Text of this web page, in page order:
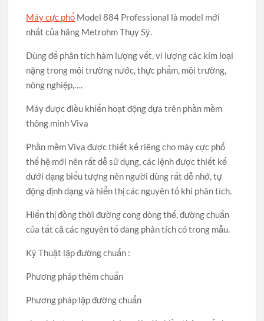
Máy cực phổ Model 884 Professional là model mới
nhất của hãng Metrohm Thụy Sỹ.
Dùng để phân tích hàm lượng vết, vi lượng các kim loại
nặng trong môi trường nước, thực phẩm, môi trường,
nông nghiệp,….
Máy được điều khiển hoạt động dựa trên phần mềm
thông minh Viva
Phần mềm Viva được thiết kế riêng cho máy cực phổ
thế hệ mới nên rất dễ sử dụng, các lệnh được thiết kế
dưới dạng biểu tượng nên người dùng rất dễ nhớ, tự
động định dạng và hiển thị các nguyên tố khi phân tích.
Hiển thị đồng thời đường cong dòng thế, đường chuẩn
của tất cả các nguyên tố đang phân tích có trong mẫu.
Kỹ Thuật lập đường chuẩn :
Phương pháp thêm chuẩn
Phương pháp lập đường chuẩn